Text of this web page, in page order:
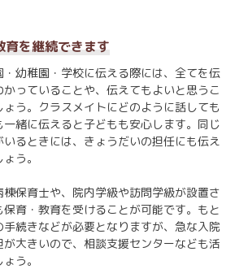
育を継続できます
幼稚園・学校に伝える際には、全てを伝
っていることや、伝えてもよいと思うこ
う。クラスメイトにどのように話しても
一緒に伝えると子どもも安心します。同じ
るときには、きょうだいの担任にも伝え
う。
保育士や、院内学級や訪問学級が設置さ
育・教育を受けることが可能です。もと
続きなどが必要となりますが、急な入院
が大きいので、相談支援センターなども活
う。